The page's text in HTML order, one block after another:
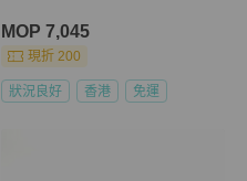
MOP 7,045
現折 200
狀況良好 香港 免運